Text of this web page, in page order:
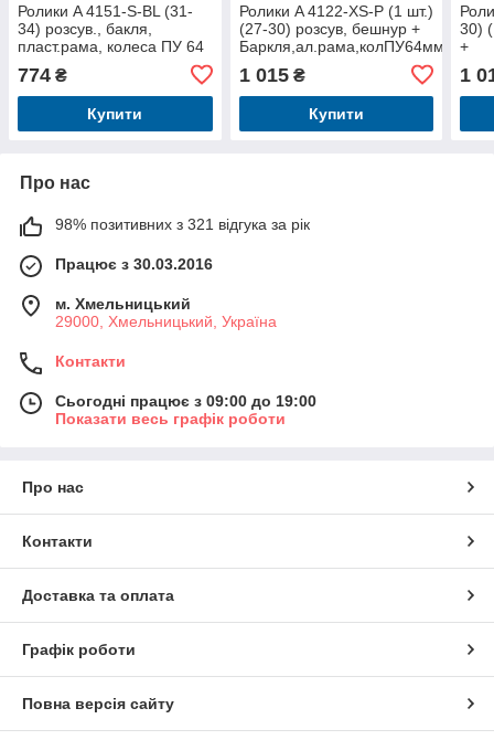
Ролики A 4151-S-BL (31-
34) розсув., бакля,
пласт.рама, колеса ПУ 64
мм, 1 світло, устілка 18,5
см, розсувні
774 ₴
Купити
Ролики A 4122-XS-P (1 шт.)
(27-30) розсув, бешнур +
Баркля,ал.рама,колПУ64мм,
комбо,кор.35-27,5-10,5см.
1 015₴
Купити
30)
+
1св,
35-
1
Про нас
98% позитивних з 321 відгука за рік
Працює з 30.03.2016
м. Хмельницький
29000, Хмельницький, Україна
Контакти
Сьогодні працює з 09:00 до 19:00
Показати весь графік роботи
Про нас
Контакти
Доставка та оплата
Графік роботи
Повна версія сайту